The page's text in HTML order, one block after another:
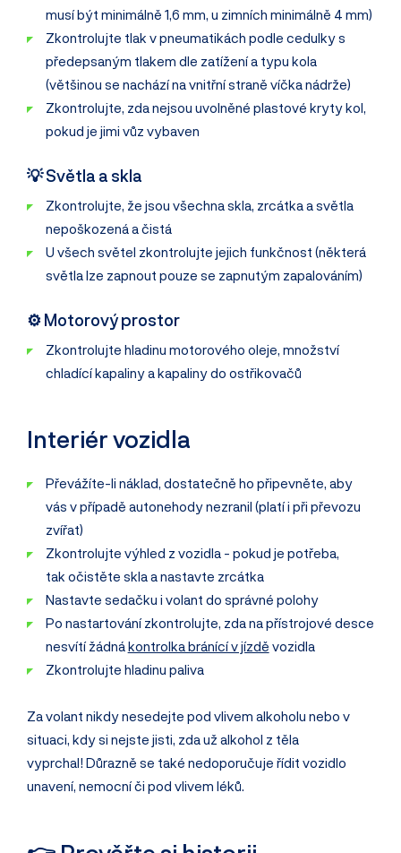
musí být minimálně 1,6 mm, u zimních minimálně 4 mm)
Zkontrolujte tlak v pneumatikách podle cedulky s
předepsaným tlakem dle zatížení a typu kola
(většinou se nachází na vnitřní straně víčka nádrže)
Zkontrolujte, zda nejsou uvolněné plastové kryty kol,
pokud je jimi vůz vybaven
💡 Světla a skla
Zkontrolujte, že jsou všechna skla, zrcátka a světla
nepoškozená a čistá
U všech světel zkontrolujte jejich funkčnost (některá
světla lze zapnout pouze se zapnutým zapalováním)
⚙️ Motorový prostor
Zkontrolujte hladinu motorového oleje, množství
chladící kapaliny a kapaliny do ostřikovačů
Interiér vozidla
Převážíte-li náklad, dostatečně ho připevněte, aby
vás v případě autonehody nezranil (platí i při převozu
zvířat)
Zkontrolujte výhled z vozidla - pokud je potřeba,
tak očistěte skla a nastavte zrcátka
Nastavte sedačku i volant do správné polohy
Po nastartování zkontrolujte, zda na přístrojové desce
nesvítí žádnákontrolka bránící v jízdě vozidla
Zkontrolujte hladinu paliva
Za volant nikdy nesedejte pod vlivem alkoholu nebo v
situaci, kdy si nejste jisti, zda už alkohol z těla
vyprchal! Důrazně se také nedoporučuje řídit vozidlo
unavení, nemocní či pod vlivem léků.